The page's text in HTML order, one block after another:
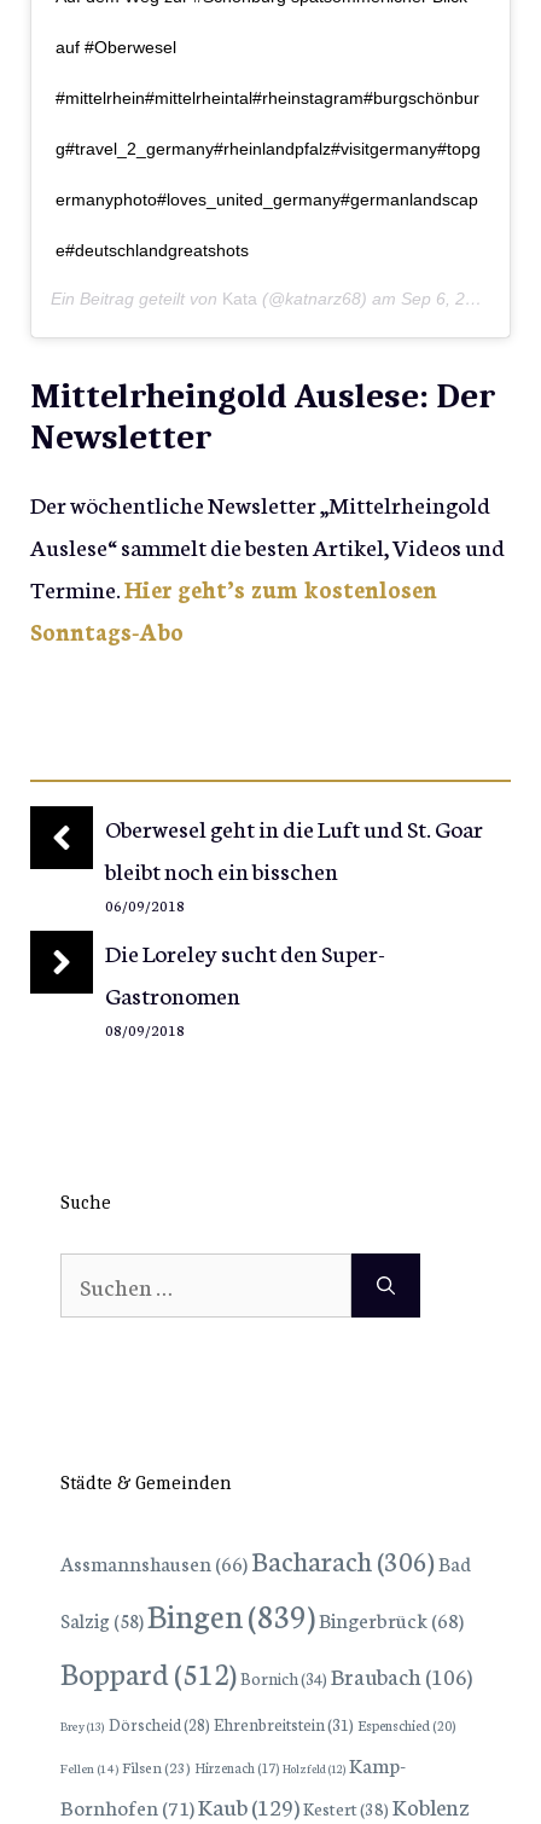
auf #Oberwesel
#mittelrhein#mittelrheintal#rheinstagram#burgschönbur
g#travel_2_germany#rheinlandpfalz#visitgermany#topg
ermanyphoto#loves_united_germany#germanlandscap
e#deutschlandgreatshots
Ein Beitrag geteilt von Kata (@katnarz68) am Sep 6, 2018 um 4:30 PDT
Mittelrheingold Auslese: Der
Newsletter
Der wöchentliche Newsletter „Mittelrheingold
Auslese“ sammelt die besten Artikel, Videos und
Termine.Hier geht’s zum kostenlosen
Sonntags-Abo
Oberwesel geht in die Luft und St. Goar
bleibt noch ein bisschen
06/09/2018
Die Loreley sucht den Super-
Gastronomen
08/09/2018
Suche
Suchen
nach:
Städte & Gemeinden
Assmannshausen (66)Bacharach(306)Bad
Salzig(58)Bingen(839)Bingerbrück(68)
Boppard(512)Bornich(34) Braubach(106)
Brey(13) Dörscheid(28) Ehrenbreitstein(31) Espenschied(20)
Fellen (14) Filsen(23) Hirzenach(17) Holzfeld(12) Kamp-
Bornhofen (71)Kaub(129)Kestert(38) Koblenz